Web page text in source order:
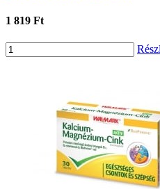
1 819 Ft